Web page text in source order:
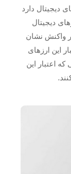
دیجیتال دارد
دیجیتال
واکنش نشان
این ارزهای
اعتبار این